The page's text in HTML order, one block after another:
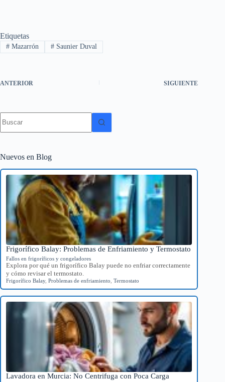
Etiquetas
#Mazarrón #Saunier Duval
ANTERIOR SIGUIENTE
resultados
Nuevos en Blog
Frigorífico Balay: Problemas de Enfriamiento y Termostato
Fallos en frigoríficos y congeladores
Explora por qué un frigorífico Balay puede no enfriar correctamente
y cómo revisar el termostato.
Frigorífico Balay, Problemas de enfriamiento Termostato
Lavadora en Murcia: No Centrifuga con Poca Carga